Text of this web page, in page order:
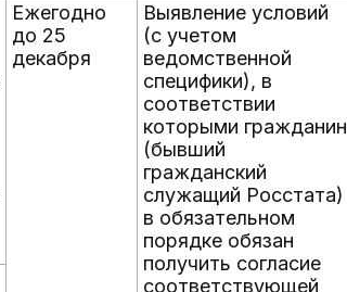
Ежегодно
до 25
декабря
Выявление условий
(с учетом
ведомственной
специфики), в
соответствии
которыми гражданин
(бывший
гражданский
служащий Росстата)
в обязательном
порядке обязан
получить согласие
соответствующей